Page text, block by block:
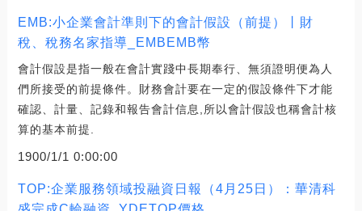
EMB:小企業會計準則下的會計假設（前提）丨財
稅、稅務名家指導_EMBEMB幣
會計假設是指一般在會計實踐中長期奉行、無須證明便為人
們所接受的前提條件。財務會計要在一定的假設條件下才能
確認、計量、記錄和報告會計信息,所以會計假設也稱會計核
算的基本前提.
1900/1/1 0:00:00
TOP:企業服務領域投融資日報（4月25日）：華清科